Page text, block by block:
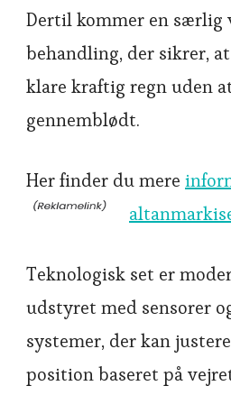
Dertil kommer en særlig
behandling, der sikrer,
klare kraftig regn uden
gennemblødt.
Her finder du mere
Teknologisk set er
udstyret med sensorer
systemer, der kan
position baseret på